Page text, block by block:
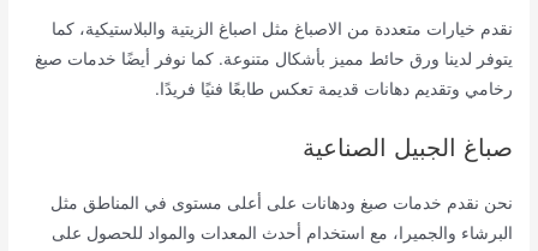
نقدم خيارات متعددة من الاصباغ مثل اصباغ الزيتية والبلاستيكية، كما
يتوفر لدينا ورق حائط مميز بأشكال متنوعة. كما نوفر أيضًا خدمات صبغ
رخامي وتقديم دهانات قديمة تعكس طابعًا فنيًا فريدًا.
صباغ الجبيل الصناعية
نحن نقدم خدمات صبغ ودهانات على أعلى مستوى في المناطق مثل
البرشاء والجميرا، مع استخدام أحدث المعدات والمواد للحصول على